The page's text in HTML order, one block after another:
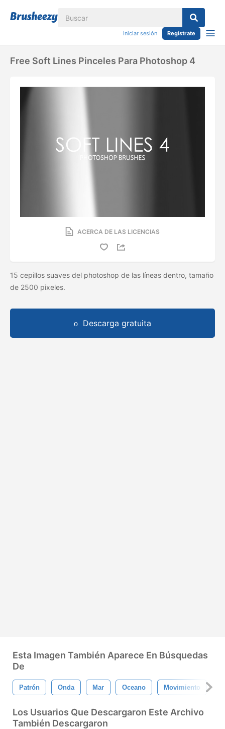
Iniciar sesión Regístrate
Free Soft Lines Pinceles Para Photoshop 4
ACERCA DE LAS LICENCIAS
15 cepillos suaves del photoshop de las líneas dentro, tamaño
de 2500 pixeles.
Descarga gratuita
Esta Imagen También Aparece En Búsquedas
De
Patrón Onda Mar Oceano Movimiento
Los Usuarios Que Descargaron Este Archivo
También Descargaron